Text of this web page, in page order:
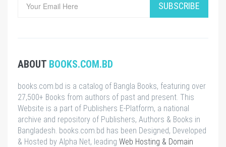
SUBSCRIBE
ABOUT BOOKS.COM.BD
books.com.bd is a catalog of Bangla Books, featuring over
27,500+ Books from authors of past and present. This
Website is a part of Publishers E-Platform, a national
archive and repository of Publishers, Authors & Books in
Bangladesh. books.com.bd has been Designed, Developed
& Hosted by Alpha Net, leading Web Hosting & Domain